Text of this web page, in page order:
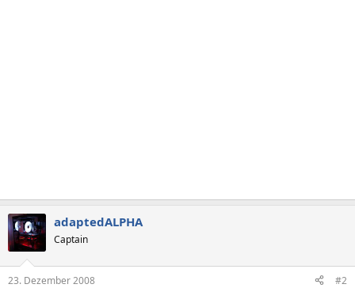
adaptedALPHA
Captain
23. Dezember 2008 #2